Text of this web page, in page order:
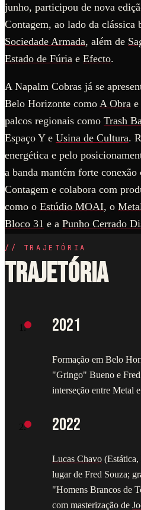
junho, participou de nova
Contagem, ao lado da clássica
Sociedade Armada, além de
Estado de Fúria e Efecto.
A Napalm Cobras já se
Belo Horizonte como A Obra e
palcos regionais como Trash
Espaço Y e Usina de Cultura.
energética e pelo
a banda mantém forte
Contagem e colabora com
como o Estúdio MOAI, o
Bloco 31 e a Punho Cerrado
// TRAJETÓRIA
Trajetória
2021
Formação em Belo
"Gringo" Bueno e
interseção entre Metal
2022
Lucas Chavo
lugar de Fred Souza;
"Homens Brancos de
com masterização de